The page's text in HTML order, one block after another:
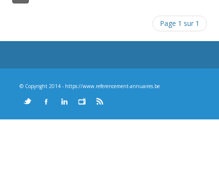
Page 1 sur 1
© Copyright 2014 - https://www.referencement-annuaires.be